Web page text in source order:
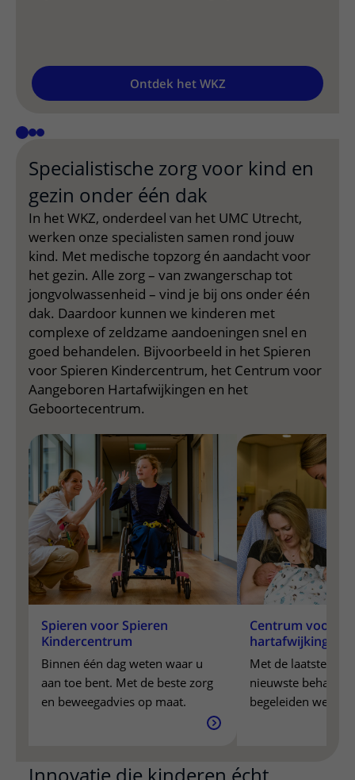
Ontdek het WKZ
Specialistische zorg voor kind en
gezin onder één dak
In het WKZ, onderdeel van het UMC Utrecht,
werken onze specialisten samen rond jouw
kind. Met medische topzorg én aandacht voor
het gezin. Alle zorg – van zwangerschap tot
jongvolwassenheid – vind je bij ons onder één
dak. Daardoor kunnen we kinderen met
complexe of zeldzame aandoeningen snel en
goed behandelen. Bijvoorbeeld in het Spieren
voor Spieren Kindercentrum, het Centrum voor
Aangeboren Hartafwijkingen en het
Geboortecentrum.
Spieren voor Spieren Kindercentrum
Binnen één dag weten waar u aan toe bent. Met de
Centrum voor aangeboren hartafwijkingen
Met de laatste kennis en de nieuwste behandelingen
Het Geboortecentrum
Zorg rond zwangerschap en geboorte, met een team
Spieren voor Spieren
Kindercentrum
Binnen één dag weten waar u
aan toe bent. Met de beste zorg
en beweegadvies op maat.
Centrum voor
hartafwijkingen
Met de laatste
nieuwste
begeleiden we u,